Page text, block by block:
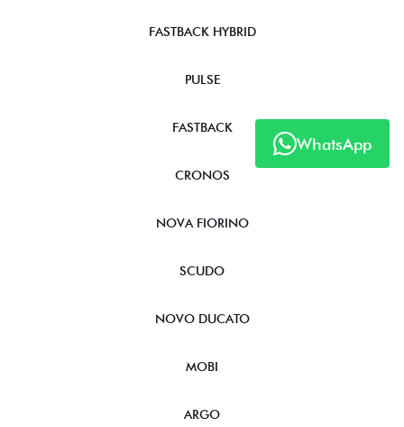
WhatsApp
FASTBACK HYBRID
PULSE
FASTBACK
CRONOS
NOVA FIORINO
SCUDO
NOVO DUCATO
MOBI
ARGO